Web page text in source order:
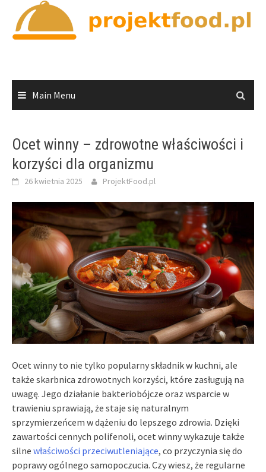
content
Main Menu
Ocet winny – zdrowotne właściwości i
korzyści dla organizmu
26 kwietnia 2025 ProjektFood.pl
Ocet winny to nie tylko popularny składnik w kuchni, ale
także skarbnica zdrowotnych korzyści, które zasługują na
uwagę. Jego działanie bakteriobójcze oraz wsparcie w
trawieniu sprawiają, że staje się naturalnym
sprzymierzeńcem w dążeniu do lepszego zdrowia. Dzięki
zawartości cennych polifenoli, ocet winny wykazuje także
silne właściwości przeciwutleniające, co przyczynia się do
poprawy ogólnego samopoczucia. Czy wiesz, że regularne